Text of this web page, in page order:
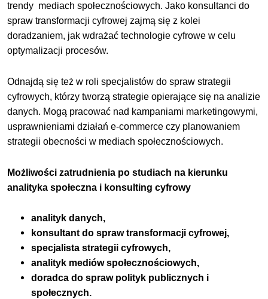
trendy mediach społecznościowych. Jako konsultanci do
spraw transformacji cyfrowej zajmą się z kolei
doradzaniem, jak wdrażać technologie cyfrowe w celu
optymalizacji procesów.
Odnajdą się też w roli specjalistów do spraw strategii
cyfrowych, którzy tworzą strategie opierające się na analizie
danych. Mogą pracować nad kampaniami marketingowymi,
usprawnieniami działań e-commerce czy planowaniem
strategii obecności w mediach społecznościowych.
Możliwości zatrudnienia po studiach na kierunku
analityka społeczna i konsulting cyfrowy
analityk danych,
konsultant do spraw transformacji cyfrowej,
specjalista strategii cyfrowych,
analityk mediów społecznościowych,
doradca do spraw polityk publicznych i
społecznych.